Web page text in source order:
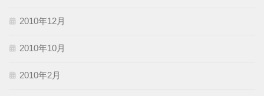
2010年12月
2010年10月
2010年2月